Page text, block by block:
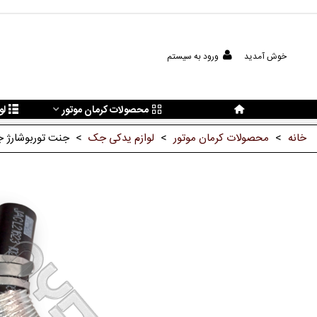
خوش آمدید ورود به سیستم
محصولات کرمان موتور
خانه > محصولات کرمان موتور > لوازم یدکی جک > جنت